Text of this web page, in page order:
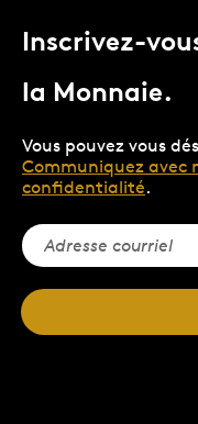
Inscrivez-
la Monnaie.
Vous pouvez vous
Communiquez avec
confidentialité.